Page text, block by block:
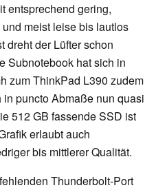
entsprechend gering,
meist leise bis lautlos
dreht der Lüfter schon
Subnotebook hat sich in
zum ThinkPad L390 zudem
puncto Abmaße nun quasi
512 GB fassende SSD ist
erlaubt auch
bis mittlerer Qualität.
Thunderbolt-Port